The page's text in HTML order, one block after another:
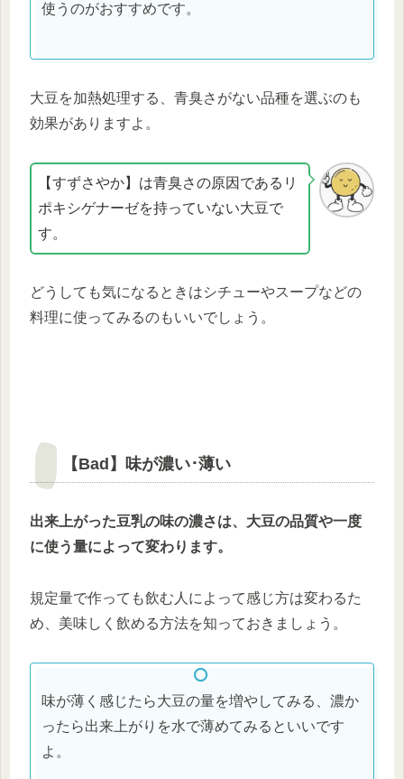
使うのがおすすめです。
大豆を加熱処理する、青臭さがない品種を選ぶのも
効果がありますよ。
【すずさやか】は青臭さの原因であるリ
ポキシゲナーゼを持っていない大豆で
す。
どうしても気になるときはシチューやスープなどの
料理に使ってみるのもいいでしょう。
【Bad】味が濃い･薄い
出来上がった豆乳の味の濃さは、大豆の品質や一度
に使う量によって変わります。
規定量で作っても飲む人によって感じ方は変わるた
め、美味しく飲める方法を知っておきましょう。
味が薄く感じたら大豆の量を増やしてみる、濃か
ったら出来上がりを水で薄めてみるといいです
よ。